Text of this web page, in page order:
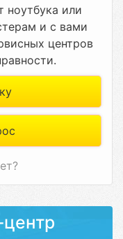
ноутбука или
и с вами
центров